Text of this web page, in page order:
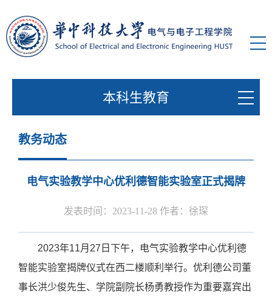
本科生教育
教务动态
电气实验教学中心优利德智能实验室正式揭牌
发表时间：2023-11-28 作者：徐琛
2023年11月 27 日下午，电气实验教学中心优利德
智能实验室揭牌仪式在西二楼顺利举行。优利德公司董
事长洪少俊先生、学院副院长杨勇教授作为重要嘉宾出